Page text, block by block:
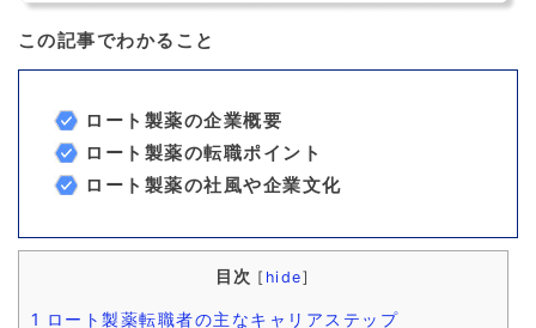
この記事でわかること
ロート製薬の企業概要
ロート製薬の転職ポイント
ロート製薬の社風や企業文化
目次 [ hide]
1 ロート製薬転職者の主なキャリアステップ